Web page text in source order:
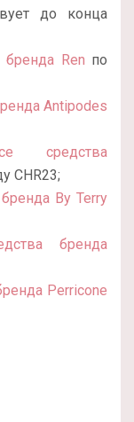
до конца
Ren по
Antipodes
средства
CHR23;
By Terry
бренда
Perricone